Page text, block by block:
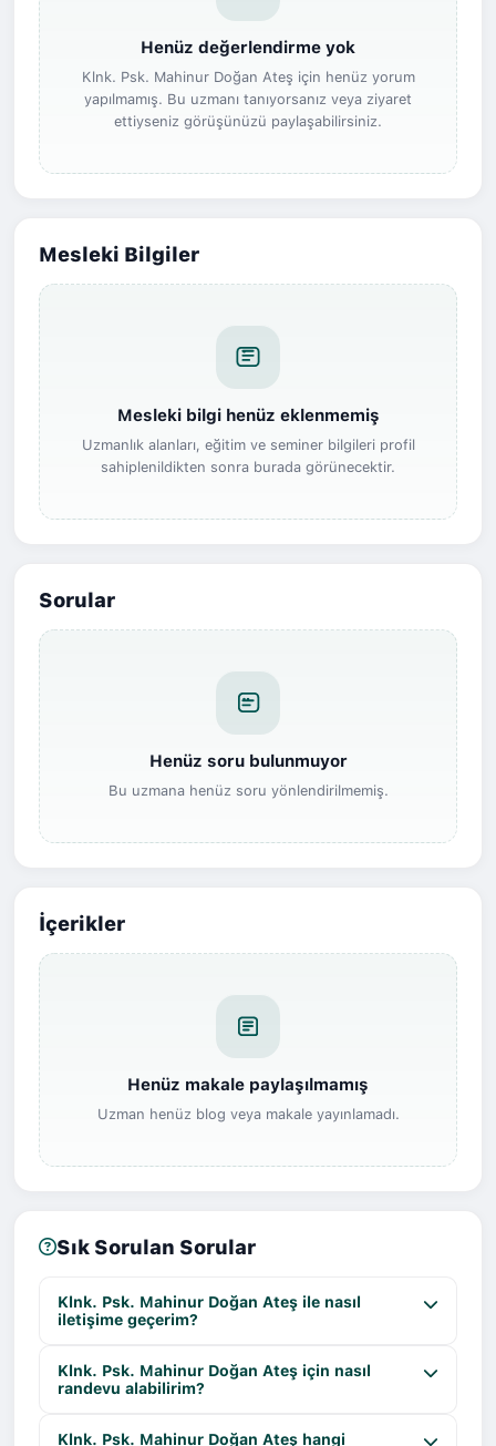
Henüz değerlendirme yok
Klnk. Psk. Mahinur Doğan Ateş için henüz yorum
yapılmamış. Bu uzmanı tanıyorsanız veya ziyaret
ettiyseniz görüşünüzü paylaşabilirsiniz.
Mesleki Bilgiler
Mesleki bilgi henüz eklenmemiş
Uzmanlık alanları, eğitim ve seminer bilgileri profil
sahiplenildikten sonra burada görünecektir.
Sorular
Henüz soru bulunmuyor
Bu uzmana henüz soru yönlendirilmemiş.
İçerikler
Henüz makale paylaşılmamış
Uzman henüz blog veya makale yayınlamadı.
Sık Sorulan Sorular
Klnk. Psk. Mahinur Doğan Ateş ile nasıl
iletişime geçerim?
Klnk. Psk. Mahinur Doğan Ateş için nasıl
randevu alabilirim?
Klnk. Psk. Mahinur Doğan Ateş hangi